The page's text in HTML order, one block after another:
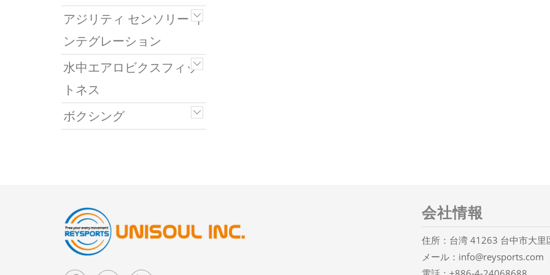
アジリティ センソリー イ
ンテグレーション
水中エアロビクスフィッ
トネス
ボクシング
会社情報
住所：台湾 41263 台中市大里
メール： info@reysports.com